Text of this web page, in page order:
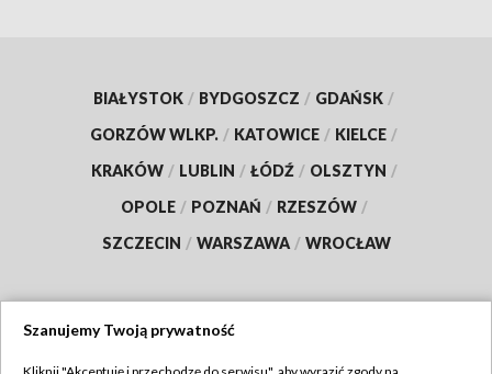
BIAŁYSTOK / BYDGOSZCZ / GDAŃSK /
GORZÓW WLKP. / KATOWICE / KIELCE /
KRAKÓW / LUBLIN / ŁÓDŹ / OLSZTYN /
OPOLE / POZNAŃ / RZESZÓW /
SZCZECIN / WARSZAWA / WROCŁAW
Szanujemy Twoją prywatność